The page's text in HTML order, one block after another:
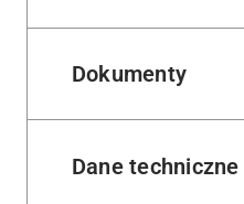
Dokumenty
Dane techniczne